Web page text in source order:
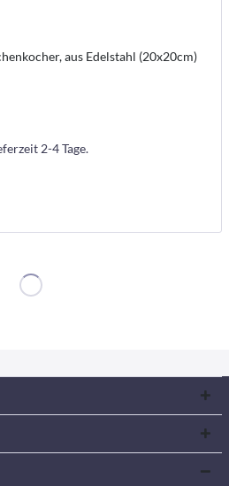
aus Edelstahl (20x20cm)
2-4 Tage.